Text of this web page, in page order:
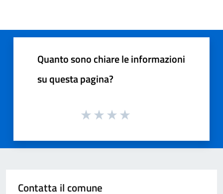
Quanto sono chiare le informazioni
su questa pagina?
Contatta il comune